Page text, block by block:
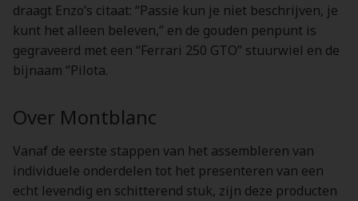
draagt Enzo’s citaat: “Passie kun je niet beschrijven, je
kunt het alleen beleven,” en de gouden penpunt is
gegraveerd met een “Ferrari 250 GTO” stuurwiel en de
bijnaam “Pilota.
Over Montblanc
Vanaf de eerste stappen van het assembleren van
individuele onderdelen tot het presenteren van een
echt levendig en schitterend stuk, zijn deze producten